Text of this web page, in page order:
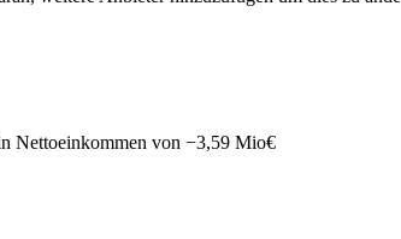
Nettoeinkommen von −3,59 Mio€